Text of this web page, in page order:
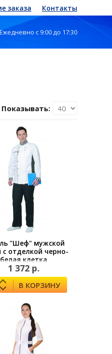
заказа
Контакты
с 9:00 до 17:30
Показывать:
"Шеф" мужской
с отделкой черно-
белая клетка
1 372 р.
В КОРЗИНУ